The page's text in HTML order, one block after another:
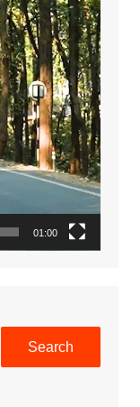
01:00
Search